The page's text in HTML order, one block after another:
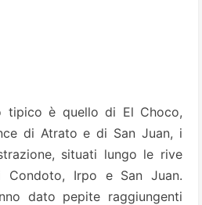
tipico è quello di El Choco,
di Atrato e di San Juan, i
situati lungo le rive
Irpo e San Juan.
dato pepite raggiungenti